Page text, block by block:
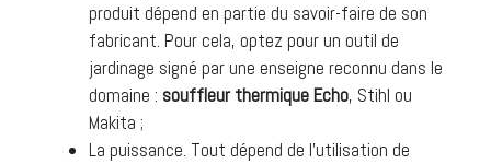
produit dépend en partie du savoir-faire de son
fabricant. Pour cela, optez pour un outil de
jardinage signé par une enseigne reconnu dans le
domaine : souffleur thermique Echo, Stihl ou
Makita ;
La puissance. Tout dépend de l’utilisation de